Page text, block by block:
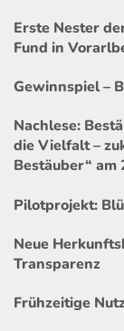
Erste Nester
Fund in
Gewinnspiel –
Nachlese:
die Vielfalt –
Bestäuber“ am
Pilotprojekt:
Neue
Transparenz
Frühzeitige